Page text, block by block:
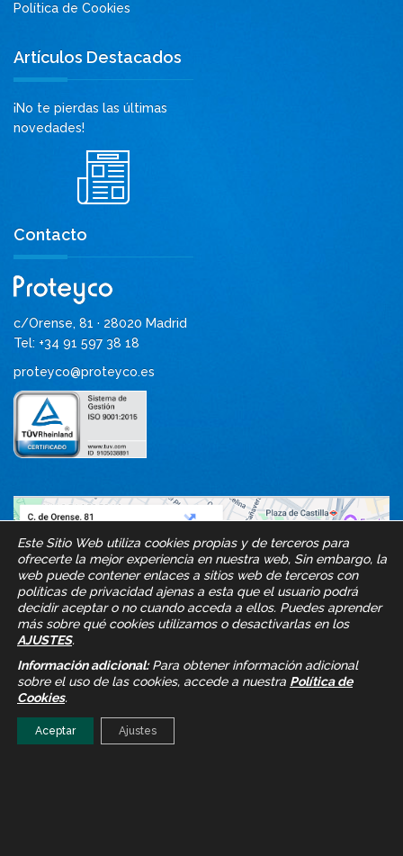
Política de Cookies
Artículos Destacados
¡No te pierdas las últimas
novedades!
Contacto
c/Orense, 81 · 28020 Madrid
Tel: +34 91 597 38 18
proteyco@proteyco.es
Este Sitio Web utiliza cookies propias y de terceros para
ofrecerte la mejor experiencia en nuestra web, Sin embargo, la
web puede contener enlaces a sitios web de terceros con
políticas de privacidad ajenas a esta que el usuario podrá
decidir aceptar o no cuando acceda a ellos. Puedes aprender
más sobre qué cookies utilizamos o desactivarlas en los
AJUSTES.
Información adicional:Para obtener información adicional
sobre el uso de las cookies, accede a nuestra Política de
Cookies.
Aceptar Ajustes